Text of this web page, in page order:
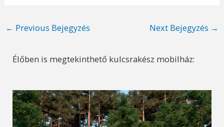
Post
← Previous Bejegyzés Next Bejegyzés →
Élőben is megtekinthető kulcsrakész mobilház: